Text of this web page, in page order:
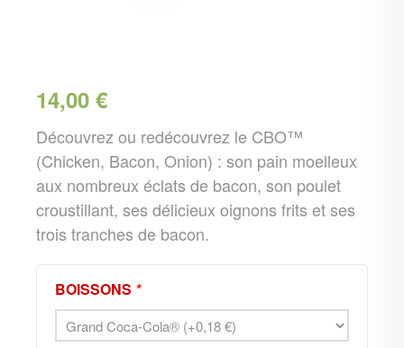
14,00 €
Découvrez ou redécouvrez le CBO™
(Chicken, Bacon, Onion) : son pain moelleux
aux nombreux éclats de bacon, son poulet
croustillant, ses délicieux oignons frits et ses
trois tranches de bacon.
BOISSONS *